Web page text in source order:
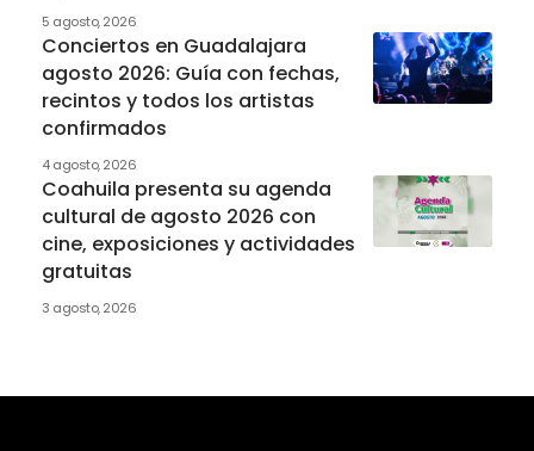
5 agosto, 2026
Conciertos en Guadalajara
agosto 2026: Guía con fechas,
recintos y todos los artistas
confirmados
4 agosto, 2026
Coahuila presenta su agenda
cultural de agosto 2026 con
cine, exposiciones y actividades
gratuitas
3 agosto, 2026